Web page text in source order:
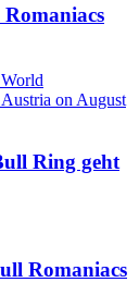
Ring geht
Romaniacs